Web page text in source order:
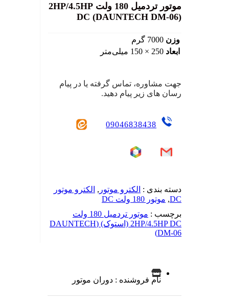
موتور تردمیل 180 ولت 2HP/4.5HP
DC (DAUNTECH DM-06)
وزن 7000 گرم
ابعاد 250 × 150 میلی‌متر
جهت مشاوره، تماس گرفته یا در پیام
رسان های زیر پیام دهید.
09046838438
دسته بندی : الکترو موتور , الکترو موتور
DC
, موتور 180 ولت DC
برچسب :
موتور تردمیل 180 ولت
2HP/4.5HP DC (استوک) (DAUNTECH
DM-06)
نام فروشنده : دوران موتور